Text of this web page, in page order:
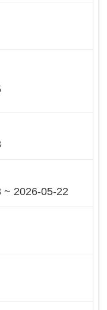
~ 2026-05-22